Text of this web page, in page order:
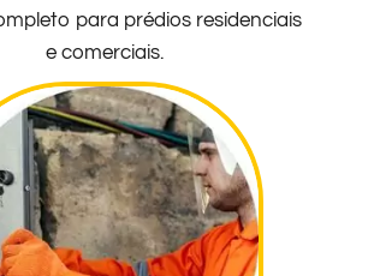
para prédios residenciais
e comerciais.